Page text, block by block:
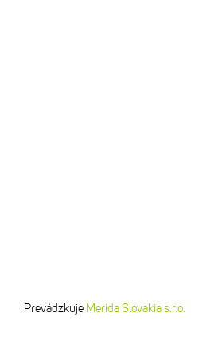
Prevádzkuje Merida Slovakia s.r.o.